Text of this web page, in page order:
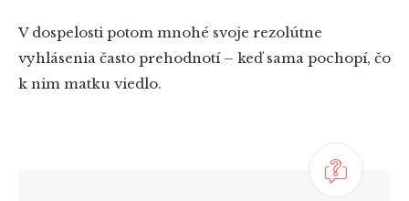
V dospelosti potom mnohé svoje rezolútne
vyhlásenia často prehodnotí – keď sama pochopí, čo
k nim matku viedlo.